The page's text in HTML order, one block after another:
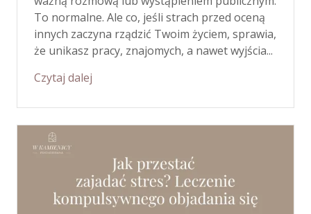
To normalne. Ale co, jeśli strach przed oceną
innych zaczyna rządzić Twoim życiem, sprawia,
że unikasz pracy, znajomych, a nawet wyjścia...
Czytaj dalej